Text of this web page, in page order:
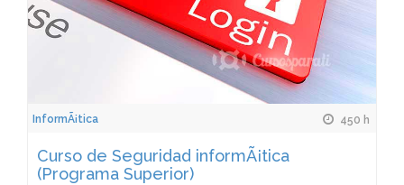
InformÃ¡tica 450 h
Curso de Seguridad informÃ¡tica
(Programa Superior)